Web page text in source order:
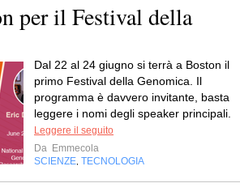
per il Festival della
Dal 22 al 24 giugno si terrà a Boston il
primo Festival della Genomica. Il
programma è davvero invitante, basta
leggere i nomi degli speaker principali.
Leggere il seguito
Da Emmecola
SCIENZE TECNOLOGIA